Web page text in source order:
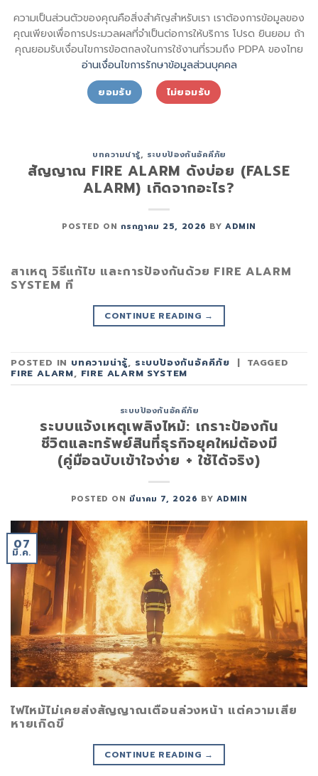
sql_sktsecurity_
ความเป็นส่วนตัวของคุณคือสิ่งสำคัญสำหรับเรา เราต้องการข้อมูลของ
คุณเพียงเพื่อการประมวลผลที่จำเป็นต่อการให้บริการ โปรด ยินยอม ถ้า
คุณยอมรับเงื่อนไขการข้อตกลงในการใช้งานที่รวมถึง PDPA ของไทย
อ่านเงื่อนไขการรักษาข้อมูลส่วนบุคคล
ยอมรับ
ไม่ยอมรับ
to
content
SECURITY SHIN KONG (THAI) INTERNATIONAL CO.,LTD.
บทความน่ารู้, ระบบป้องกันอัคคีภัย
สัญญาณ FIRE ALARM ดังบ่อย (FALSE
ALARM) เกิดจากอะไร?
POSTED ON กรกฎาคม 25, 2026 BY ADMIN
สาเหตุ วิธีแก้ไข และการป้องกันด้วย FIRE ALARM
SYSTEM ที
CONTINUE READING →
POSTED IN บทความน่ารู้, ระบบป้องกันอัคคีภัย | TAGGED
FIRE ALARM, FIRE ALARM SYSTEM
ระบบป้องกันอัคคีภัย
ระบบแจ้งเหตุเพลิงไหม้: เกราะป้องกัน
ชีวิตและทรัพย์สินที่ธุรกิจยุคใหม่ต้องมี
(คู่มือฉบับเข้าใจง่าย + ใช้ได้จริง)
POSTED ON มีนาคม 7, 2026 BY ADMIN
07
มี.ค.
ไฟไหม้ไม่เคยส่งสัญญาณเตือนล่วงหน้า แต่ความเสีย
หายเกิดขึ
CONTINUE READING →